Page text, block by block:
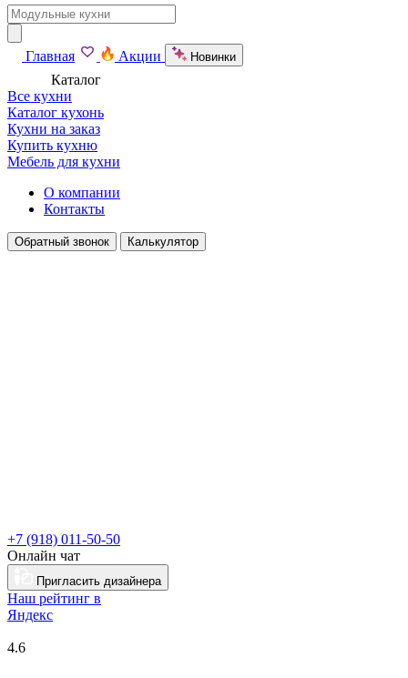
Главная Акции Новинки
Каталог
Все кухни
Каталог кухонь
Кухни на заказ
Купить кухню
Мебель для кухни
О компании
Контакты
Обратный звонок Калькулятор
+7 (918) 011-50-50
Онлайн чат
Пригласить дизайнера
Наш рейтинг в
Яндекс
4.6